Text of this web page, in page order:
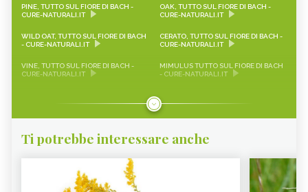
PINE, TUTTO SUL FIORE DI BACH -
CURE-NATURALI.IT
OAK, TUTTO SUL FIORE DI BACH -
CURE-NATURALI.IT
WILD OAT, TUTTO SUL FIORE DI BACH
- CURE-NATURALI.IT
CERATO, TUTTO SUL FIORE DI BACH -
CURE-NATURALI.IT
VINE, TUTTO SUL FIORE DI BACH -
CURE-NATURALI.IT
MIMULUS TUTTO SUL FIORE DI BACH
- CURE-NATURALI.IT
DI BACH - CURE-NATURALI.IT
BACH - CURE-NATURALI.IT
BACH
WHITE CHESTNUT
Ti potrebbe interessare anche